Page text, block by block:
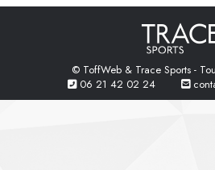
© ToffWeb & Trace Sports -
06 21 42 02 24